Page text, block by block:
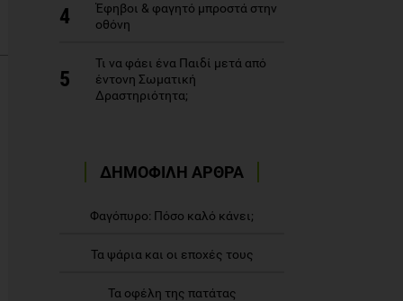
4
Έφηβοι & φαγητό μπροστά στην
οθόνη
5
Τι να φάει ένα Παιδί μετά από
έντονη Σωματική
Δραστηριότητα;
ΔΗΜΟΦΙΛΗ ΑΡΘΡΑ
Φαγόπυρο: Πόσο καλό κάνει;
Τα ψάρια και οι εποχές τους
Τα οφέλη της πατάτας